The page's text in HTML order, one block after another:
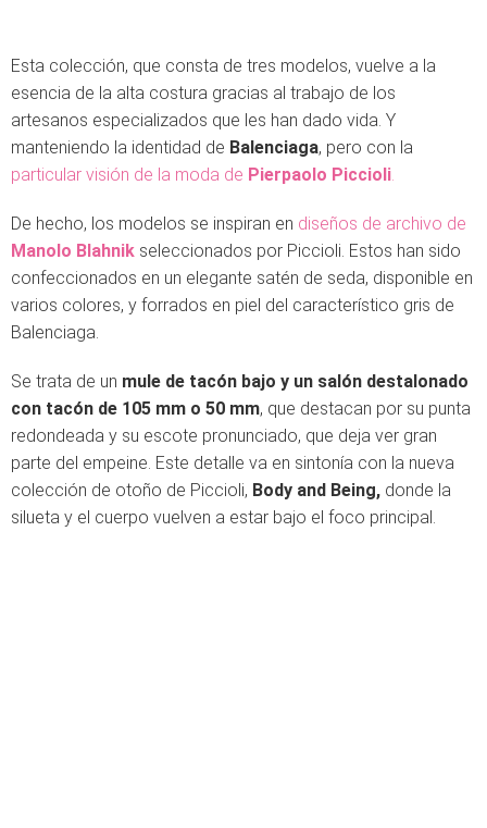
Esta colección, que consta de tres modelos, vuelve a la
esencia de la alta costura gracias al trabajo de los
artesanos especializados que les han dado vida. Y
manteniendo la identidad de Balenciaga, pero con la
particular visión de la moda de Pierpaolo Piccioli.
De hecho, los modelos se inspiran en diseños de archivo de
Manolo Blahnik seleccionados por Piccioli. Estos han sido
confeccionados en un elegante satén de seda, disponible en
varios colores, y forrados en piel del característico gris de
Balenciaga.
Se trata de un mule de tacón bajo y un salón destalonado
con tacón de 105 mm o 50 mm, que destacan por su punta
redondeada y su escote pronunciado, que deja ver gran
parte del empeine. Este detalle va en sintonía con la nueva
colección de otoño de Piccioli, Body and Being, donde la
silueta y el cuerpo vuelven a estar bajo el foco principal.